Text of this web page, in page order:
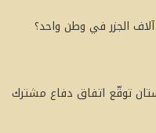
الجزر في وطن واحد؟
توقّع اتفاق دفاع مشترك